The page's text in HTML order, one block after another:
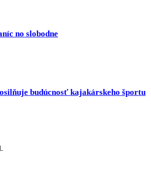
no slobodne
budúcnosť kajakárskeho športu